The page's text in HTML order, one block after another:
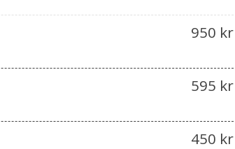
950 kr
595 kr
450 kr